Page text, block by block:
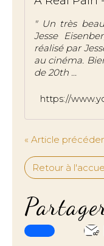
" Un très
Jesse
réalisé par
au cinéma.
de 20th ...
« Article
Retour à